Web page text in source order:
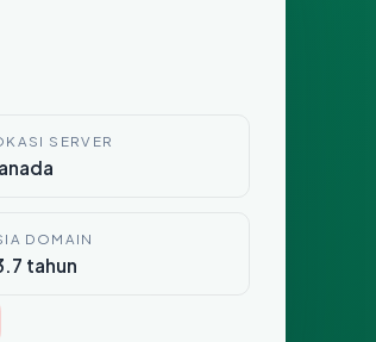
SERVER
DOMAIN
tahun